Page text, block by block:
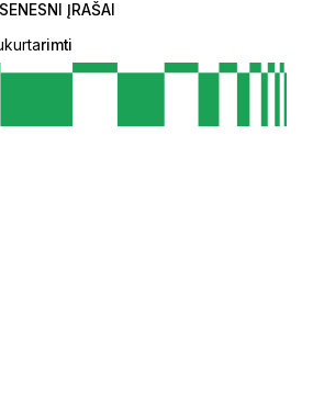
SENESNI ĮRAŠAI
rimti